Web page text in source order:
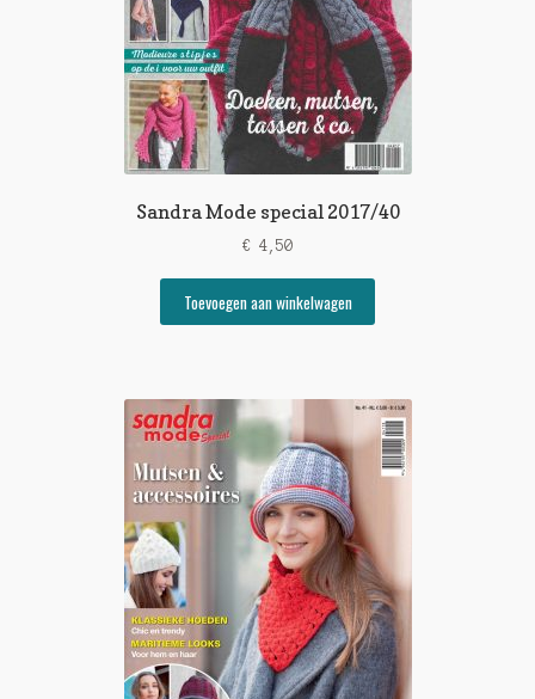
Sandra Mode special 2017/40
€ 4,50
Toevoegen aan winkelwagen